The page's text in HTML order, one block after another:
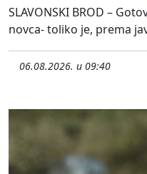
SLAVONSKI BROD –
novca- toliko je, prema
06.08.2026. u 09:40